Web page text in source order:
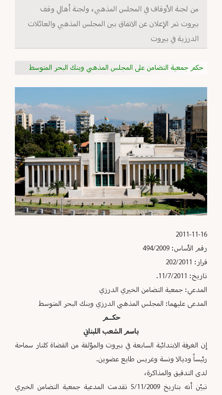
من لجنة الأوقاف في المجلس المذهبي، ولجنة أهالي وقف
بيروت تم الإعلان عن الاتفاق بين المجلس المذهبي والعائلات
الدرزية في بيروت
حكم جمعية التضامن على المجلس المذهبي وبنك البحر المتوسط
2011-11-16
رقم الأساس: 494/2009
قرار: 202/2011
تاريخ: 11/7/2011.
المدعي: جمعية التضامن الخيري الدرزي
المدعى عليهما: المجلس المذهبي الدرزي وبنك البحر المتوسط
حكـــم
باسم الشعب اللبناني
إن الغرفة الابتدائية السابعة في بيروت والمؤلفة من القضاة كلنار سماحة
رئيساً وديالا ونسة وغريس طايع عضوين.
لدى التدقيق والمذاكرة،
تبيّن أنه بتاريخ 5/11/2009 تقدمت المدعية جمعية التضامن الخيري